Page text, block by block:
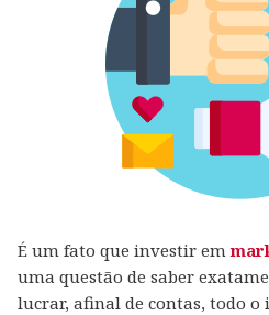
É um fato que investir em
uma questão de saber
lucrar, afinal de contas, todo